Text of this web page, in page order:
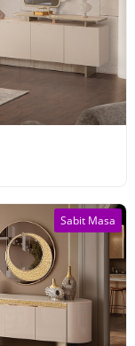
Sabit Masa